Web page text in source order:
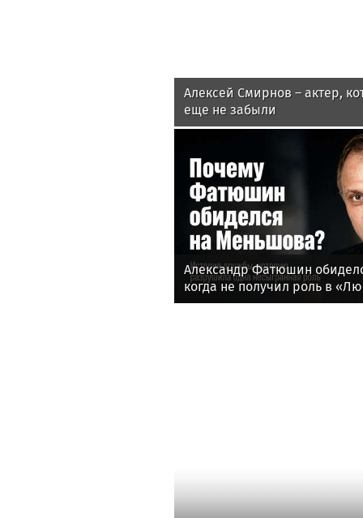
Алексей Смирнов – актер,
еще не забыли
Александр Фатюшин
когда не получил роль в